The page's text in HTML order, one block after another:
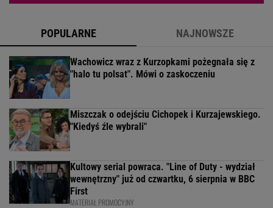
POPULARNE NAJNOWSZE
Wachowicz wraz z Kurzopkami pożegnała się z
"halo tu polsat". Mówi o zaskoczeniu
Miszczak o odejściu Cichopek i Kurzajewskiego.
"Kiedyś źle wybrali"
Kultowy serial powraca. "Line of Duty - wydział
wewnętrzny" już od czwartku, 6 sierpnia w BBC
First
MATERIAŁ PROMOCYJNY